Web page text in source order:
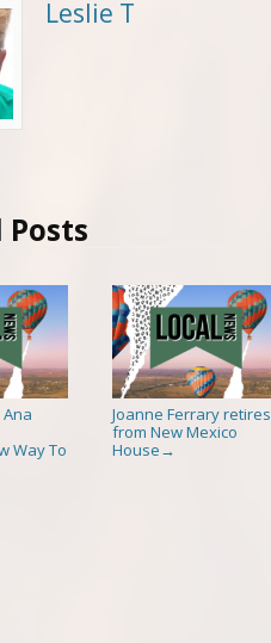
Leslie T
Posts
Way To
Joanne Ferrary retires
from New Mexico
House →